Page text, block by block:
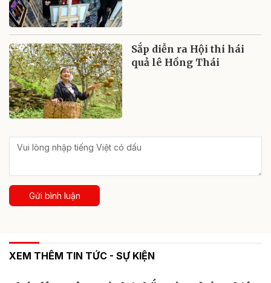
Sắp diễn ra Hội thi hái
quả lê Hồng Thái
Gửi bình luận
XEM THÊM TIN TỨC - SỰ KIỆN